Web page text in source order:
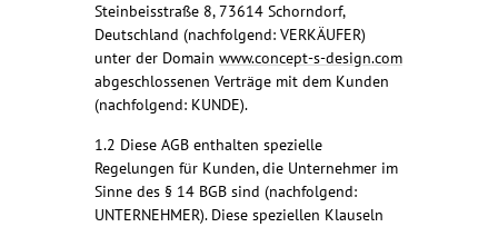
Steinbeisstraße 8, 73614 Schorndorf,
Deutschland (nachfolgend: VERKÄUFER)
unter der Domain www.concept-s-design.com
abgeschlossenen Verträge mit dem Kunden
(nachfolgend: KUNDE).
1.2 Diese AGB enthalten spezielle
Regelungen für Kunden, die Unternehmer im
Sinne des § 14 BGB sind (nachfolgend:
UNTERNEHMER). Diese speziellen Klauseln